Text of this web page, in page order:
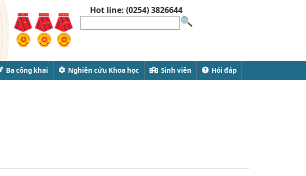
Hot line: (0254) 3826644
Ba công khai Nghiên cứu Khoa học Sinh viên Hỏi đáp